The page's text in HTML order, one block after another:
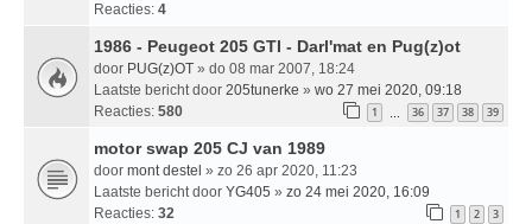
Reacties: 4
1986 - Peugeot 205 GTI - Darl'mat en Pug(z)ot
door PUG(z)OT » do 08 mar 2007, 18:24
Laatste bericht door 205tunerke » wo 27 mei 2020, 09:18
Reacties: 580 1 … 36 37 38 39
motor swap 205 CJ van 1989
door mont destel » zo 26 apr 2020, 11:23
Laatste bericht door YG405 » zo 24 mei 2020, 16:09
Reacties: 32 1 2 3